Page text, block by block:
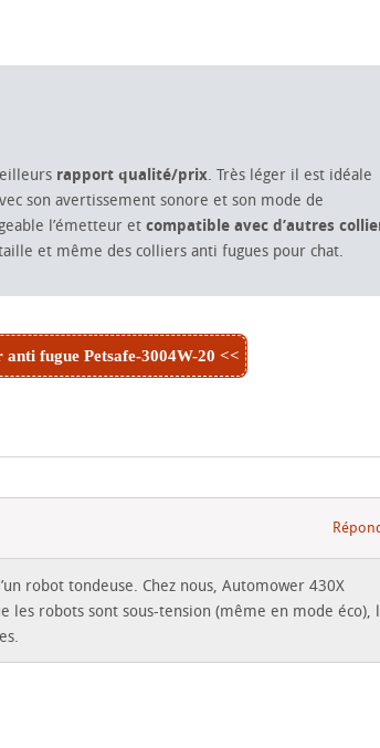
rapport qualité/prix . Très léger il est idéale
son avertissement sonore et son mode de
l’émetteur et compatible avec d’autres
et même des colliers anti fugues pour chat.
fugue Petsafe-3004W-20 <<
robot tondeuse. Chez nous, Automower 430X
les robots sont sous-tension (même en mode éco),